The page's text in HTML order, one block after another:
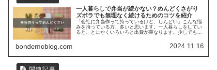
一人暮らしで弁当が続かない？めんどくさがり
ズボラでも無理なく続けるためのコツを紹介
「会社に弁当作って持っているけど、しんどい」こんな悩
みを持っている方、多いと思います。一人暮らしをしてい
ると、とにかくいろいろと出費が重なります。少しでも節
bondemoblog.com 2024.11.16